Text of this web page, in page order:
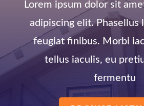
Lorem ipsum dolor sit
adipiscing elit. Phasellus
feugiat finibus. Morbi
tellus iaculis, eu
fermentu